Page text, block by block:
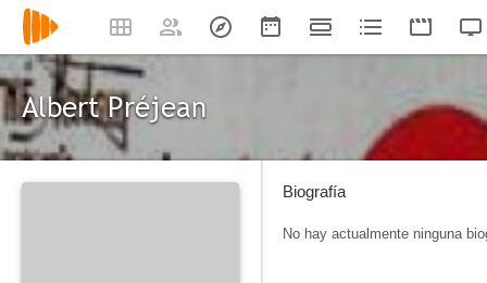
Albert Préjean
Biografía
No hay actualmente ninguna